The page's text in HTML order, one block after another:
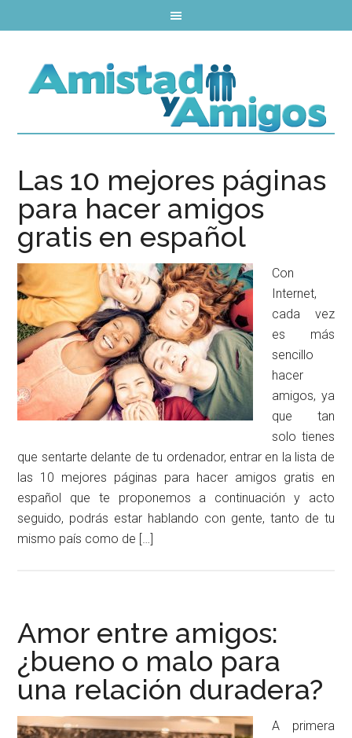
Las 10 mejores páginas
para hacer amigos
gratis en español
Con
Internet,
cada vez
es más
sencillo
hacer
amigos, ya
que tan
solo tienes
que sentarte delante de tu ordenador, entrar en la lista de
las 10 mejores páginas para hacer amigos gratis en
español que te proponemos a continuación y acto
seguido, podrás estar hablando con gente, tanto de tu
mismo país como de […]
Amor entre amigos:
¿bueno o malo para
una relación duradera?
A primera